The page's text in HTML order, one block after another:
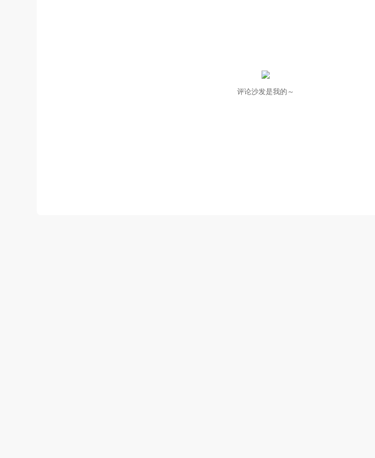
评论沙发是我的～